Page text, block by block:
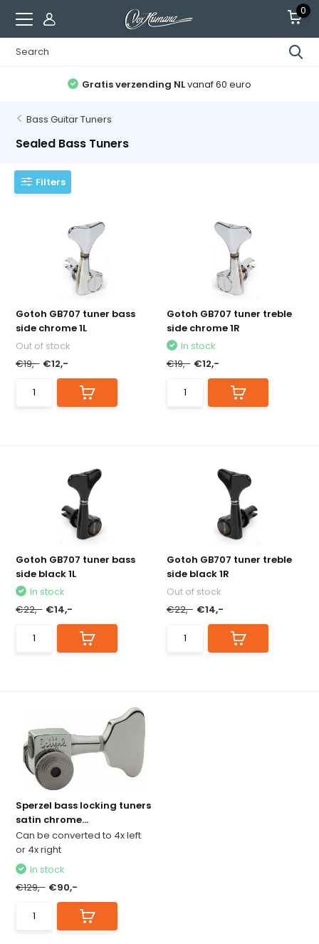
0
Gratis verzending NLvanaf 60 euro
Bass Guitar Tuners
Sealed Bass Tuners
Filters
Gotoh GB707 tuner bass
side chrome 1L
Out of stock
€19,- €12,-
Gotoh GB707 tuner treble
side chrome 1R
In stock
€19,- €12,-
Gotoh GB707 tuner bass
side black 1L
In stock
€22,- €14,-
Gotoh GB707 tuner treble
side black 1R
Out of stock
€22,- €14,-
Sperzel bass locking tuners
satin chrome...
Can be converted to 4x left
or 4x right
In stock
€129,- €90,-